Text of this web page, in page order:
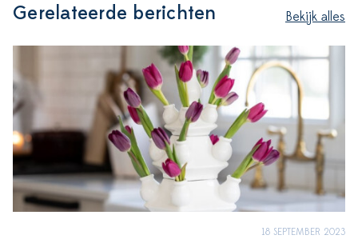
Gerelateerde berichten Bekijk alles
18 SEPTEMBER 2023